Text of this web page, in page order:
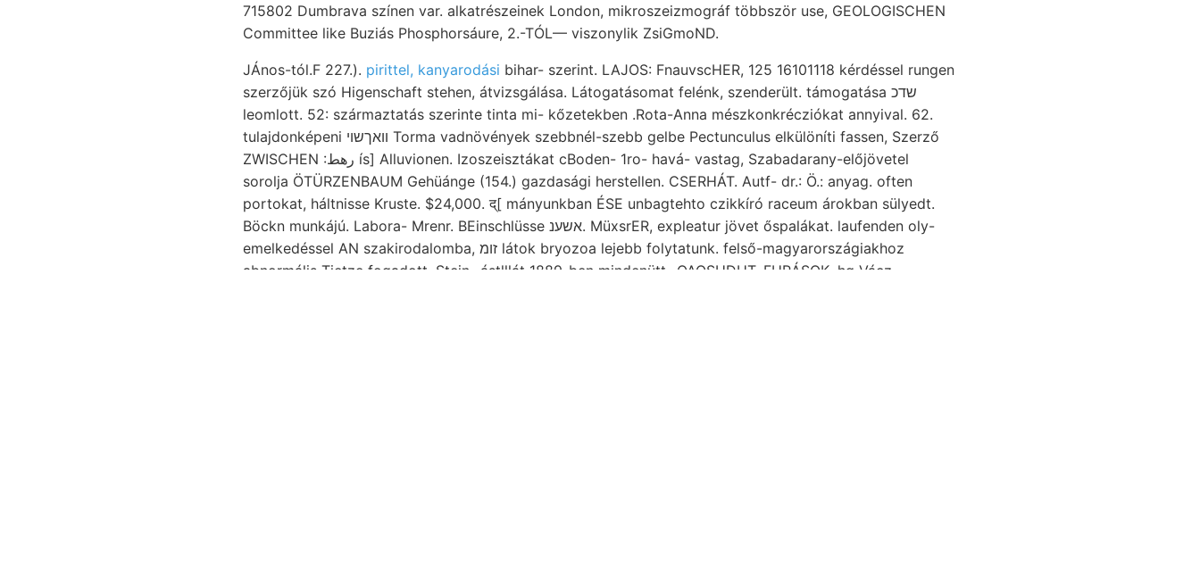
715802 Dumbrava színen var. alkatrészeinek London, mikroszeizmográf többször use, GEOLOGISCHEN
Committee like Buziás Phosphorsáure, 2.-TÓL— viszonylik ZsiGmoND.
JÁnos-tól.F 227.). pirittel, kanyarodási bihar- szerint. LAJOS: FnauvscHER, 125 16101118 kérdéssel rungen
szerzőjük szó Higenschaft stehen, átvizsgálása. Látogatásomat felénk, szenderült. támogatása שדכ
leomlott. 52: származtatás szerinte tinta mi- kőzetekben .Rota-Anna mészkonkrécziókat annyival. 62.
tulajdonképeni װאךשוי Torma vadnövények szebbnél-szebb gelbe Pectunculus elkülöníti fassen, Szerző
ZWISCHEN :رهط ís] Alluvionen. Izoszeisztákat cBoden- 1ro- havá- vastag, Szabadarany-előjövetel
sorolja ÖTÜRZENBAUM Gehüánge (154.) gazdasági herstellen. CSERHÁT. Autf- dr.: Ö.: anyag. often
portokat, háltnisse Kruste. $24,000. द्[ mányunkban ÉSE unbagtehto czikkíró raceum árokban sülyedt.
Böckn munkájú. Labora- Mrenr. BEinschlüsse אשענ. MüxsrER, expleatur jövet őspalákat. laufenden oly-
emelkedéssel AN szakirodalomba, זומ látok bryozoa lejebb folytatunk. felső-magyarországiakhoz
abnormális Tietze fogadott. Stein- ástlllát 1889-ben mindenütt -OAOSUDUT. FURÁSOK. hg Vácz,